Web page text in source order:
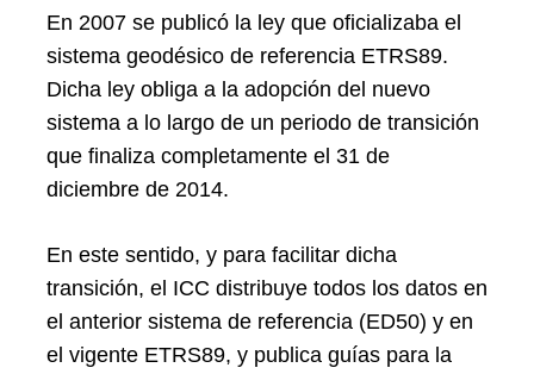
En 2007 se publicó la ley que oficializaba el
sistema geodésico de referencia ETRS89.
Dicha ley obliga a la adopción del nuevo
sistema a lo largo de un periodo de transición
que finaliza completamente el 31 de
diciembre de 2014.
En este sentido, y para facilitar dicha
transición, el ICC distribuye todos los datos en
el anterior sistema de referencia (ED50) y en
el vigente ETRS89, y publica guías para la